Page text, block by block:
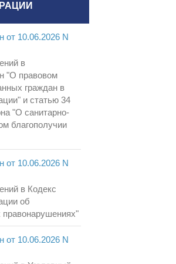
от 10.06.2026 N
в
"О правовом
граждан в
и статью 34
"О санитарно-
благополучии
от 10.06.2026 N
в Кодекс
об
от 10.06.2026 N